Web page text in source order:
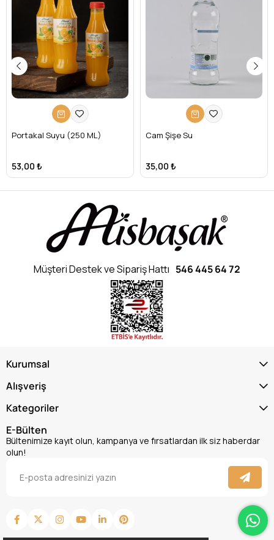
Portakal Suyu (250 ML)
53,00 ₺
Cam Şişe Su
35,00 ₺
Müşteri Destek ve Sipariş Hattı 546 445 64 72
Kurumsal
Alışveriş
Kategoriler
E-Bülten
Bültenimize kayıt olun, kampanya ve fırsatlardan ilk siz haberdar
olun!